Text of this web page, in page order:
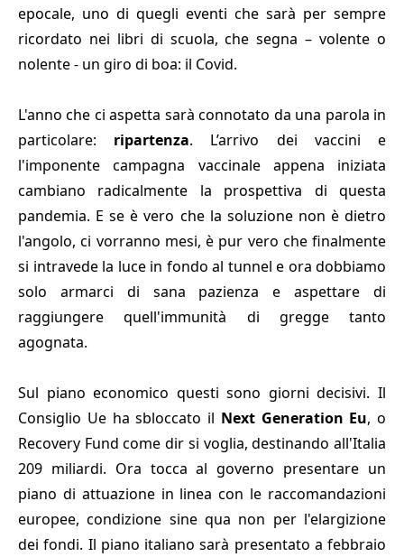
epocale, uno di quegli eventi che sarà per sempre
ricordato nei libri di scuola, che segna – volente o
nolente - un giro di boa: il Covid.
L'anno che ci aspetta sarà connotato da una parola in
particolare: ripartenza. L’arrivo dei vaccini e
l'imponente campagna vaccinale appena iniziata
cambiano radicalmente la prospettiva di questa
pandemia. E se è vero che la soluzione non è dietro
l'angolo, ci vorranno mesi, è pur vero che finalmente
si intravede la luce in fondo al tunnel e ora dobbiamo
solo armarci di sana pazienza e aspettare di
raggiungere quell'immunità di gregge tanto
agognata.
Sul piano economico questi sono giorni decisivi. Il
Consiglio Ue ha sbloccato il Next Generation Eu, o
Recovery Fund come dir si voglia, destinando all'Italia
209 miliardi. Ora tocca al governo presentare un
piano di attuazione in linea con le raccomandazioni
europee, condizione sine qua non per l'elargizione
dei fondi. Il piano italiano sarà presentato a febbraio